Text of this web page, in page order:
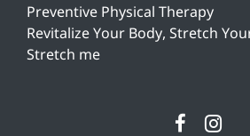
Preventive Physical Therapy
Revitalize Your Body, Stretch
Stretch me